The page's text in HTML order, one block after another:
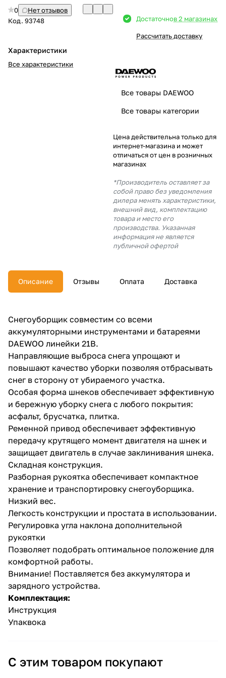
0
Нет отзывов
Код. 93748
Характеристики
Все характеристики
Достаточнов 2 магазинах
Рассчитать доставку
Все товары DAEWOO
Все товары категории
Цена действительна только для
интернет-магазина и может
отличаться от цен в розничных
магазинах
*Производитель оставляет за
собой право без уведомления
дилера менять характеристики,
внешний вид, комплектацию
товара и место его
производства. Указанная
информация не является
публичной офертой
Описание Отзывы Оплата Доставка
Снегоуборщик совместим со всеми
аккумуляторными инструментами и батареями
DAEWOO линейки 21В.
Направляющие выброса снега упрощают и
повышают качество уборки позволяя отбрасывать
снег в сторону от убираемого участка.
Особая форма шнеков обеспечивает эффективную
и бережную уборку снега с любого покрытия:
асфальт, брусчатка, плитка.
Ременной привод обеспечивает эффективную
передачу крутящего момент двигателя на шнек и
защищает двигатель в случае заклинивания шнека.
Складная конструкция.
Разборная рукоятка обеспечивает компактное
хранение и транспортировку снегоуборщика.
Низкий вес.
Легкость конструкции и простата в использовании.
Регулировка угла наклона дополнительной
рукоятки
Позволяет подобрать оптимальное положение для
комфортной работы.
Внимание! Поставляется без аккумулятора и
зарядного устройства.
Комплектация:
Инструкция
Упаквока
С этим товаром покупают
Добавляйте товары
Оплачивайте сегодня только
% картой любого банка
% будут
с вашей карты
недели
раз в 2 недели